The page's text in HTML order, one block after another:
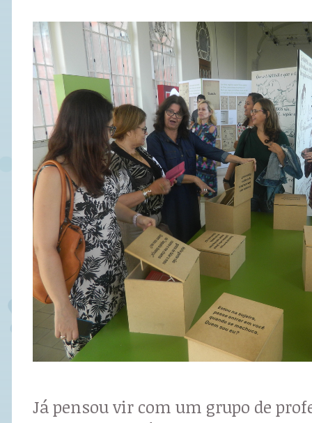
Já pensou vir com um grupo de